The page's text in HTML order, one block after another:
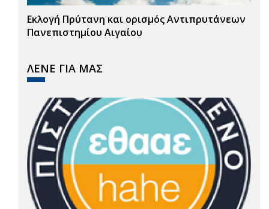
Εκλογή Πρύτανη και ορισμός Αντιπρυτάνεων
Πανεπιστημίου Αιγαίου
ΛΕΝΕ ΓΙΑ ΜΑΣ